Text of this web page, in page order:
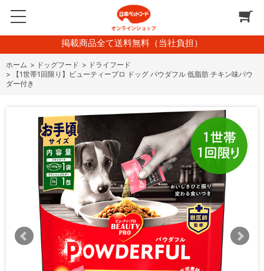
掲載商品全て送料無料（当社負担）
ホーム > ドッグフード > ドライフード
>
【1世帯1回限り】ビューティープロ ドッグ パウダフル 低脂肪 チキン味パウ
ダー付き